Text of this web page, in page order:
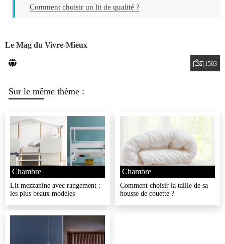
Comment choisir un lit de qualité ?
Le Mag du Vivre-Mieux
1503
Sur le même thème :
Lit mezzanine avec rangement :
les plus beaux modèles
Chambre
Comment choisir la taille de sa
housse de couette ?
Chambre